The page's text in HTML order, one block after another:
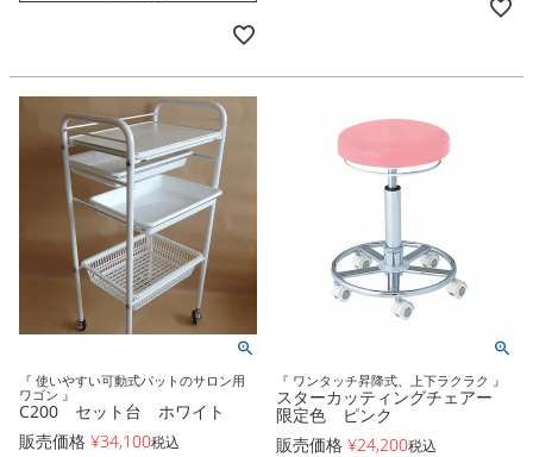
『 使いやすい可動式パットのサロン用
ワゴン 』
C200 セット台 ホワイト
販売価格 ¥34,100税込
『 ワンタッチ昇降式、上下ラクラク 』
スターカッティングチェアー
限定色 ピンク
販売価格 ¥24,200税込